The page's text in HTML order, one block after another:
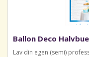
Ballon Deco
Lav din egen (semi)